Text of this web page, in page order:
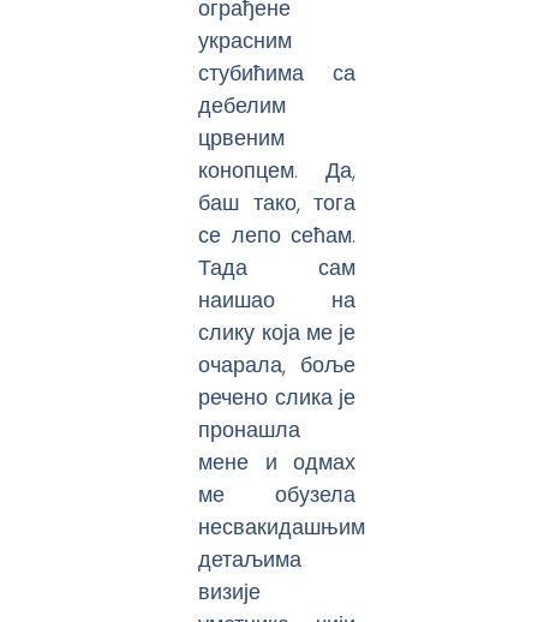
ограђене
украсним
стубићима са
дебелим
црвеним
конопцем. Да,
баш тако, тога
се лепо сећам.
Тада сам
наишао на
слику која ме је
очарала, боље
речено слика је
пронашла
мене и одмах
ме обузела
несвакидашњим
детаљима
визије